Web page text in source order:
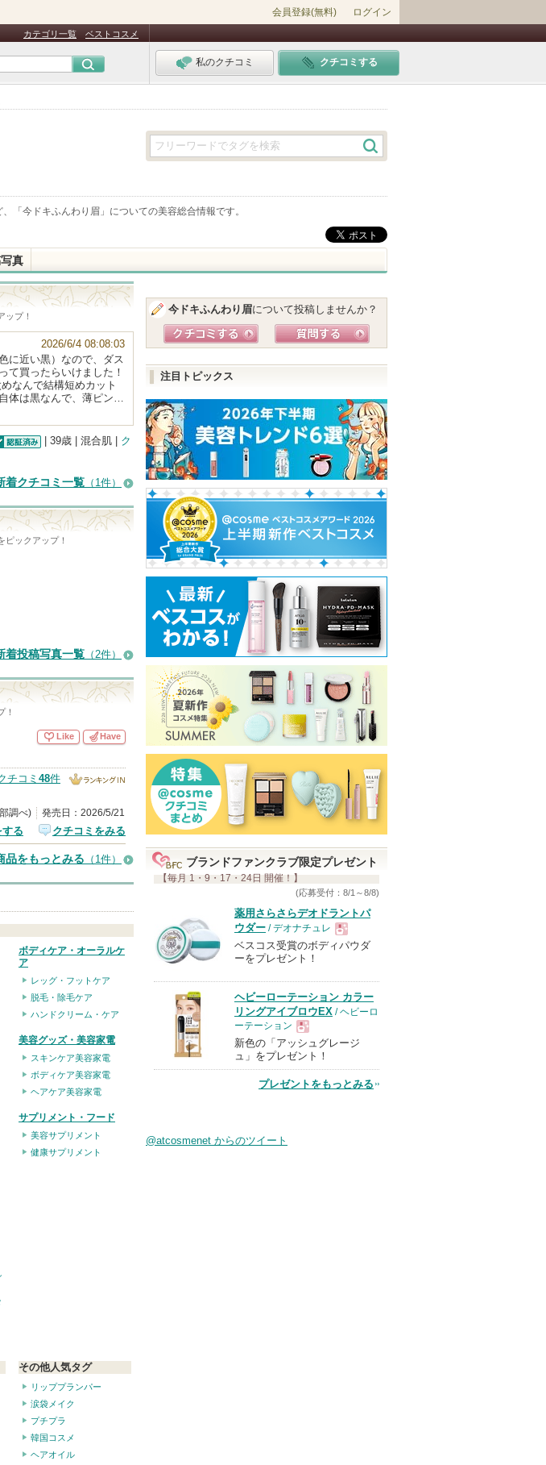
会員登録(無料) ログイン
カテゴリ一覧 ベストコスメ
私のクチコミ クチコミする
「 今ドキふんわり眉 」についての美容総合情報です。
真
ップ！
2026/6/4 08:08:03
に近い黒）なので、ダス
て買ったらいけました！
なんで結構短めカット
体は黒なんで、薄ピン…
| 39歳 | 混合肌 | ク
着クチコミ一覧 （1件）
ピックアップ！
着投稿写真一覧 （2件）
！
Like Have
チコミ 48件
IN
調べ)
発売日：2026/5/21
る クチコミをみる
品をもっとみる （1件）
ボディケア・オーラルケ
ア
レッグ・フットケア
脱毛・除毛ケア
ハンドクリーム・ケア
美容グッズ・美容家電
スキンケア美容家電
ボディケア美容家電
ヘアケア美容家電
サプリメント・フード
美容サプリメント
健康サプリメント
その他人気タグ
リッププランパー
涙袋メイク
プチプラ
韓国コスメ
ヘアオイル
今ドキふんわり眉について投稿しませんか？
注目トピックス
ブランドファンクラブ限定プレゼント
【毎月 1・9・17・24日 開催！】
(応募受付：8/1～8/8)
薬用さらさらデオドラントパ
ウダー / デオナチュレ
現
品
ベスコス受賞のボディパウダ
ーをプレゼント！
ヘビーローテーション カラー
リングアイブロウEX / ヘビーロ
ーテーション
現
品
新色の「アッシュグレージ
ュ」をプレゼント！
プレゼントをもっとみる
@atcosmenet からのツイート